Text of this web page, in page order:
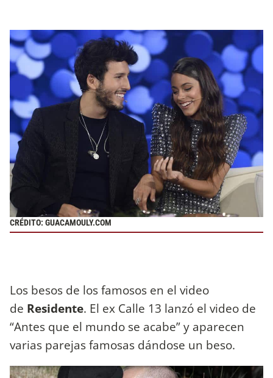
CRÉDITO: GUACAMOULY.COM
Los besos de los famosos en el video
de Residente. El ex Calle 13 lanzó el video de
“Antes que el mundo se acabe” y aparecen
varias parejas famosas dándose un beso.